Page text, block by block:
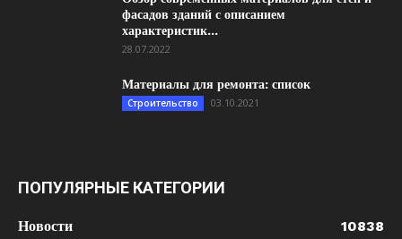
фасадов зданий с описанием
характеристик...
28.07.2022
Материалы для ремонта: список
Строительство 03.10.2021
ПОПУЛЯРНЫЕ КАТЕГОРИИ
Новости
10838